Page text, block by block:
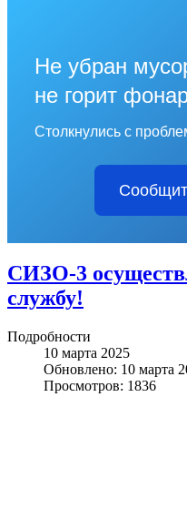
Не убран
не горит
Столкнулись с
СИЗО-3
службу!
Подробности
10 марта 2025
Обновлено: 10 марта
Просмотров: 1836